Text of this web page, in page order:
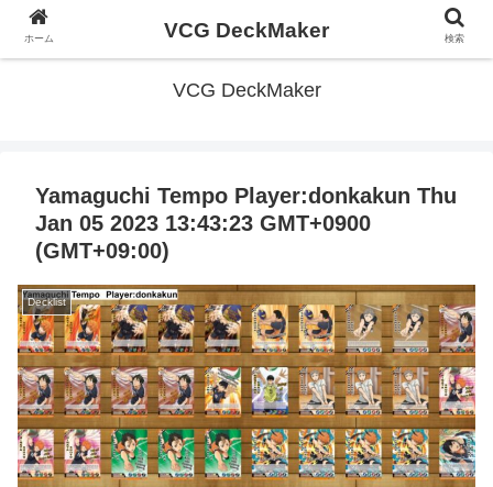
VCG DeckMaker
Yamaguchi Tempo Player:donkakun Thu
Jan 05 2023 13:43:23 GMT+0900
(GMT+09:00)
Decklist
ホーム VCG DeckMaker 検索